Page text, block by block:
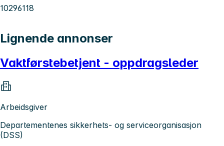
10296118
Lignende annonser
Vaktførstebetjent - oppdragsleder
Arbeidsgiver
Departementenes sikkerhets- og serviceorganisasjon
(DSS)